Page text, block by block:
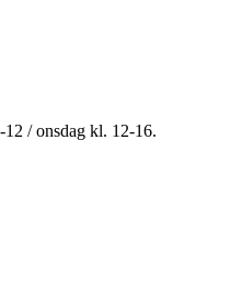
12 / onsdag kl. 12-16.